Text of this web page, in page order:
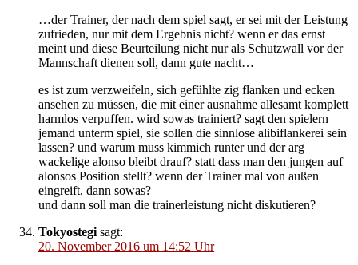
…der Trainer, der nach dem spiel sagt, er sei mit der Leistung
zufrieden, nur mit dem Ergebnis nicht? wenn er das ernst
meint und diese Beurteilung nicht nur als Schutzwall vor der
Mannschaft dienen soll, dann gute nacht…
es ist zum verzweifeln, sich gefühlte zig flanken und ecken
ansehen zu müssen, die mit einer ausnahme allesamt komplett
harmlos verpuffen. wird sowas trainiert? sagt den spielern
jemand unterm spiel, sie sollen die sinnlose alibiflankerei sein
lassen? und warum muss kimmich runter und der arg
wackelige alonso bleibt drauf? statt dass man den jungen auf
alonsos Position stellt? wenn der Trainer mal von außen
eingreift, dann sowas?
und dann soll man die trainerleistung nicht diskutieren?
Tokyostegi sagt:
20. November 2016 um 14:52 Uhr